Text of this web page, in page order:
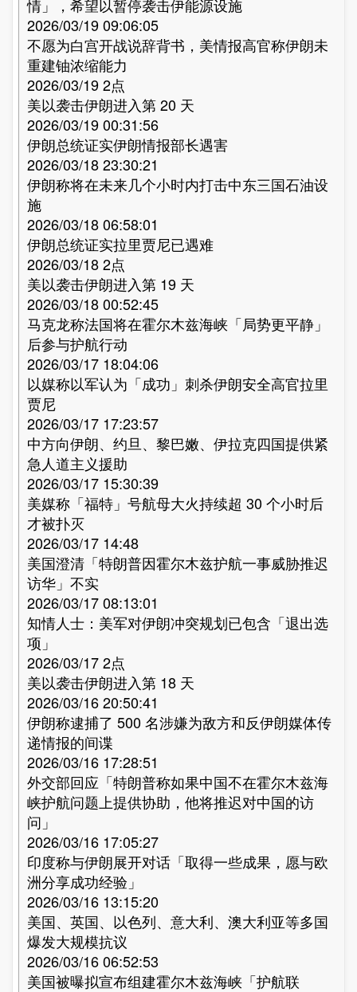
情」，希望以暂停袭击伊能源设施
2026/03/19 09:06:05
不愿为白宫开战说辞背书，美情报高官称伊朗未
重建铀浓缩能力
2026/03/19 2点
美以袭击伊朗进入第 20 天
2026/03/19 00:31:56
伊朗总统证实伊朗情报部长遇害
2026/03/18 23:30:21
伊朗称将在未来几个小时内打击中东三国石油设
施
2026/03/18 06:58:01
伊朗总统证实拉里贾尼已遇难
2026/03/18 2点
美以袭击伊朗进入第 19 天
2026/03/18 00:52:45
马克龙称法国将在霍尔木兹海峡「局势更平静」
后参与护航行动
2026/03/17 18:04:06
以媒称以军认为「成功」刺杀伊朗安全高官拉里
贾尼
2026/03/17 17:23:57
中方向伊朗、约旦、黎巴嫩、伊拉克四国提供紧
急人道主义援助
2026/03/17 15:30:39
美媒称「福特」号航母大火持续超 30 个小时后
才被扑灭
2026/03/17 14:48
美国澄清「特朗普因霍尔木兹护航一事威胁推迟
访华」不实
2026/03/17 08:13:01
知情人士：美军对伊朗冲突规划已包含「退出选
项」
2026/03/17 2点
美以袭击伊朗进入第 18 天
2026/03/16 20:50:41
伊朗称逮捕了 500 名涉嫌为敌方和反伊朗媒体传
递情报的间谍
2026/03/16 17:28:51
外交部回应「特朗普称如果中国不在霍尔木兹海
峡护航问题上提供协助，他将推迟对中国的访
问」
2026/03/16 17:05:27
印度称与伊朗展开对话「取得一些成果，愿与欧
洲分享成功经验」
2026/03/16 13:15:20
美国、英国、以色列、意大利、澳大利亚等多国
爆发大规模抗议
2026/03/16 06:52:53
美国被曝拟宣布组建霍尔木兹海峡「护航联